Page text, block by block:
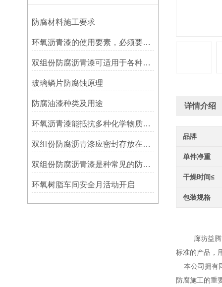
防腐材料施工要求
环氧沥青漆的使用要素，必须要知道！
双组份防腐沥青漆可适用于各种材质的表面处理
玻璃鳞片防腐蚀原理
防腐油漆种类及用途
环氧沥青漆能抵抗多种化学物质的侵蚀
双组份防腐沥青漆应密封存放在阴凉、通风的地方
双组份防腐沥青漆是种常见的防腐涂料
环氧树脂车间安全月活动开启
详情介绍
品牌
单件净重
干燥时间≤
包装规格
廊坊益腾节
标准的产品，
本公司拥有
防腐施工的重